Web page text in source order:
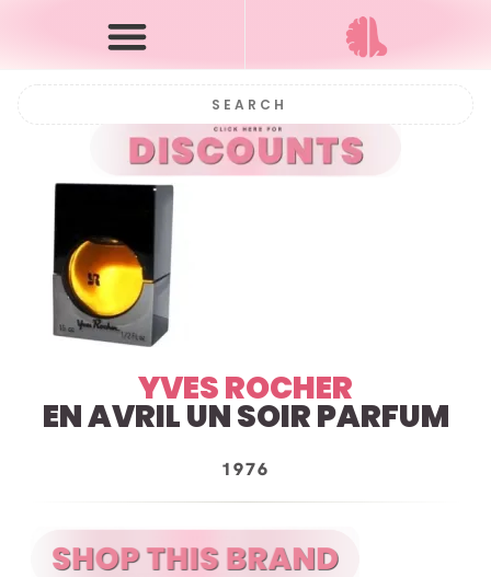
YVES ROCHER
EN AVRIL UN SOIR PARFUM
1976